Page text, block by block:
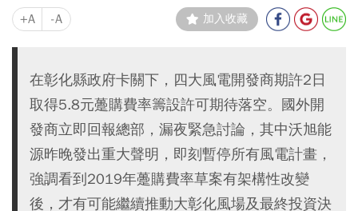
+A -A 加入收藏
在彰化縣政府卡關下，四大風電開發商期許2日
取得5.8元躉購費率籌設許可期待落空。國外開
發商立即回報總部，漏夜緊急討論，其中沃旭能
源昨晚發出重大聲明，即刻暫停所有風電計畫，
強調看到2019年躉購費率草案有架構性改變
後，才有可能繼續推動大彰化風場及最終投資決